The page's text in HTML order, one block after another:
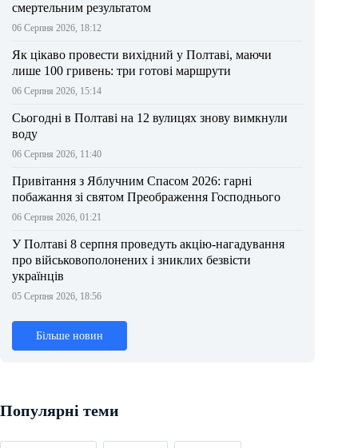
смертельним результатом
06 Серпня 2026, 18:12
Як цікаво провести вихідний у Полтаві, маючи
лише 100 гривень: три готові маршрути
06 Серпня 2026, 15:14
Сьогодні в Полтаві на 12 вулицях знову вимкнули
воду
06 Серпня 2026, 11:40
Привітання з Яблучним Спасом 2026: гарні
побажання зі святом Преображення Господнього
06 Серпня 2026, 01:21
У Полтаві 8 серпня проведуть акцію-нагадування
про військовополонених і зниклих безвісти
українців
05 Серпня 2026, 18:56
Більше новин
Популярні теми